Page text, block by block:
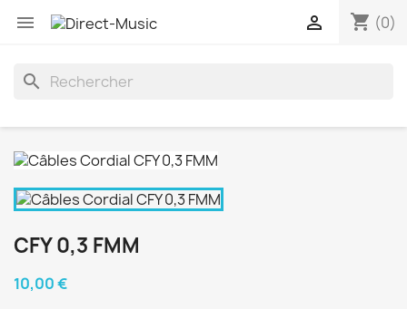
 shopping_cart (0)

search
CFY 0,3 FMM
10,00 €